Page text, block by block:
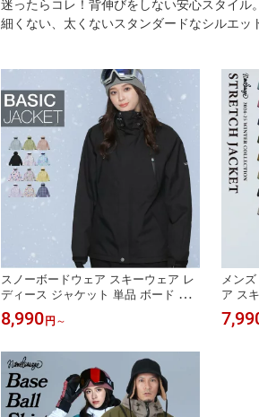
迷ったらコレ！背伸びをしない安心スタイル。
細くない、太くないスタンダードなシルエッ
スノーボードウェア スキーウェア レ
ディース ジャケット 単品 ボード ウ
ェア スノボ ウェア スノボー ウェア
スノー ウェア ウエア おしゃれ かわ
ドア 保温 中綿 撥水 防風 防寒 着 耐
水 ICJ-815MB/ CJ-816M 《LDY》
8,990 円 ～
メン
ア ス
ウェア
スノ